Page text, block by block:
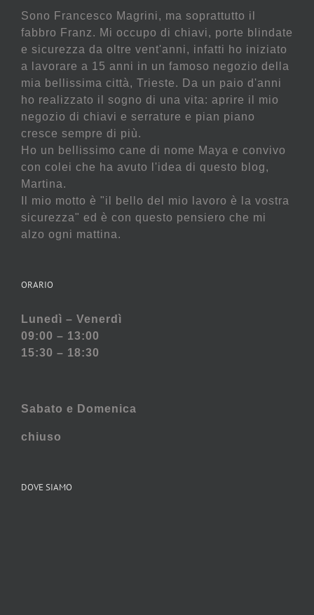
Sono Francesco Magrini, ma soprattutto il
fabbro Franz. Mi occupo di chiavi, porte blindate
e sicurezza da oltre vent'anni, infatti ho iniziato
a lavorare a 15 anni in un famoso negozio della
mia bellissima città, Trieste. Da un paio d'anni
ho realizzato il sogno di una vita: aprire il mio
negozio di chiavi e serrature e pian piano
cresce sempre di più.
Ho un bellissimo cane di nome Maya e convivo
con colei che ha avuto l'idea di questo blog,
Martina.
Il mio motto è "il bello del mio lavoro è la vostra
sicurezza" ed è con questo pensiero che mi
alzo ogni mattina.
ORARIO
Lunedì – Venerdì
09:00 – 13:00
15:30 – 18:30
Sabato e Domenica
chiuso
DOVE SIAMO